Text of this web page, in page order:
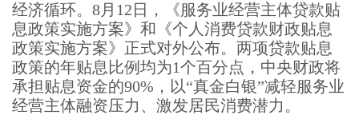
经济循环。8月12日，《服务业经营主体贷款贴
息政策实施方案》和《个人消费贷款财政贴息
政策实施方案》正式对外公布。两项贷款贴息
政策的年贴息比例均为1个百分点，中央财政将
承担贴息资金的90%，以“真金白银”减轻服务业
经营主体融资压力、激发居民消费潜力。